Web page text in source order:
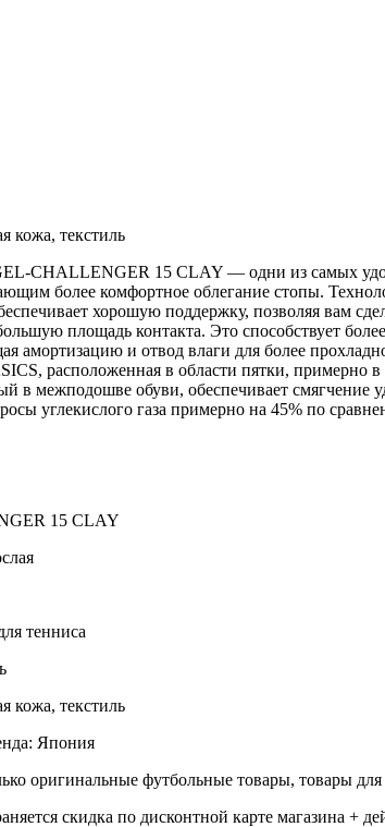
кожа, текстиль
CHALLENGER 15 CLAY — одни из самых
более комфортное облегание стопы.
хорошую поддержку, позволяя вам
площадь контакта. Это способствует
амортизацию и отвод влаги для более
расположенная в области пятки,
в межподошве обуви, обеспечивает смягчение
углекислого газа примерно на 45% по
15 CLAY
тенниса
кожа, текстиль
Япония
оригинальные футбольные товары, товары
скидка по дисконтной карте магазина +